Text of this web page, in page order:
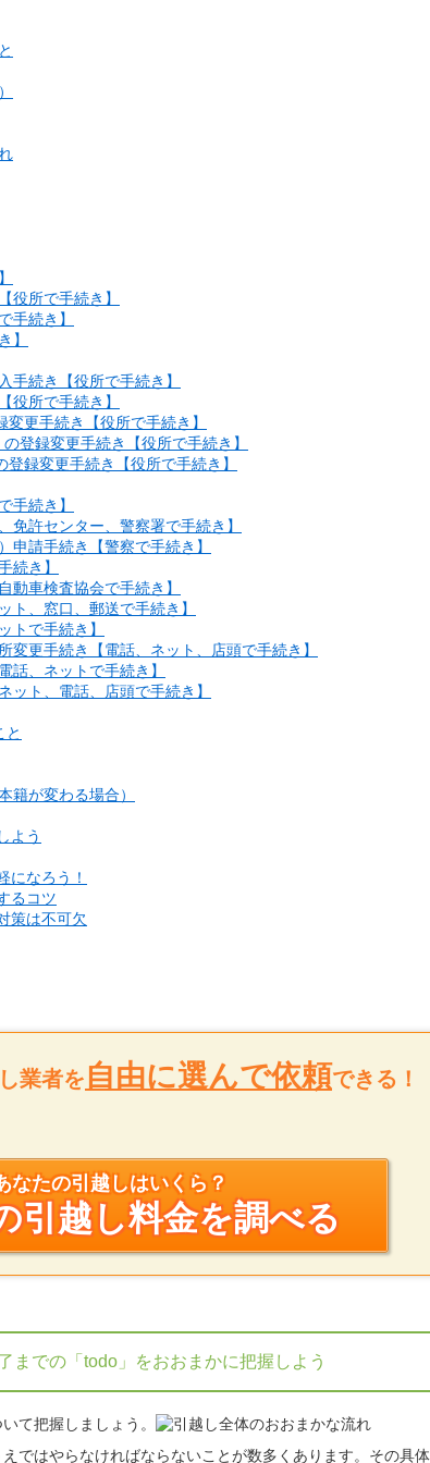
役所で手続き】
手続き】
】
手続き【役所で手続き】
役所で手続き】
更手続き【役所で手続き】
登録変更手続き【役所で手続き】
録変更手続き【役所で手続き】
手続き】
免許センター、警察署で手続き】
申請手続き【警察で手続き】
続き】
動車検査協会で手続き】
ト、窓口、郵送で手続き】
トで手続き】
更手続き【電話、ネット、店頭で手続き】
話、ネットで手続き】
ット、電話、店頭で手続き】
と
籍が変わる場合）
よう
になろう！
るコツ
策は不可欠
業者を 自由に選んで依頼できる！
なたの引越しはいくら？
引越し料金を調べる
までの「todo」をおおまかに把握しよう
て把握しましょう。
ではやらなければならないことが数多くあります。その具